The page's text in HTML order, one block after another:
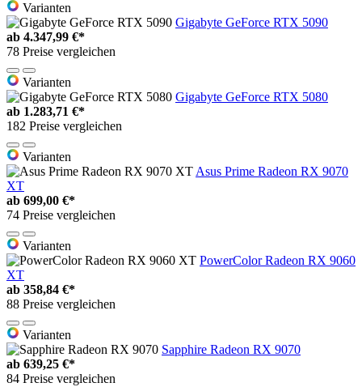
Varianten
Gigabyte GeForce RTX 5090
ab 4.347,99 €*
78 Preise vergleichen
Varianten
Gigabyte GeForce RTX 5080
ab 1.283,71 €*
182 Preise vergleichen
Varianten
Asus Prime Radeon RX 9070
XT
ab 699,00 €*
74 Preise vergleichen
Varianten
PowerColor Radeon RX 9060
XT
ab 358,84 €*
88 Preise vergleichen
Varianten
Sapphire Radeon RX 9070
ab 639,25 €*
84 Preise vergleichen